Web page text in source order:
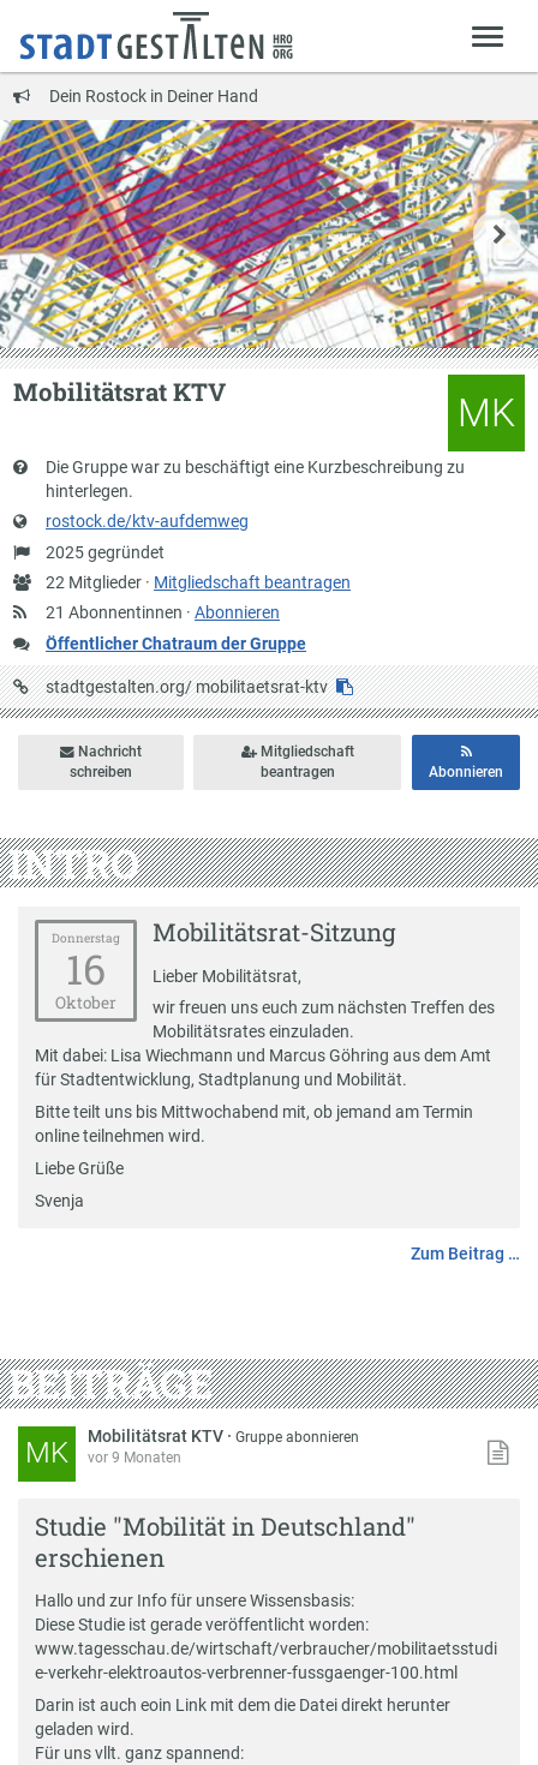
Dein Rostock in Deiner Hand
MK
Mobilitätsrat KTV
Kurzbeschreibung
Die Gruppe war zu beschäftigt eine Kurzbeschreibung zu
hinterlegen.
Website
rostock.de/ktv-aufdemweg
Gründung
2025 gegründet
Anzahl
Mitglieder
22 Mitglieder · Mitgliedschaft beantragen
21 Abonnentinnen ·Abonnieren
Öffentlicher Chatraum der Gruppe
URL
auf
stadtgestalten.org/ mobilitaetsrat-ktv
Nachricht
schreiben
Mitgliedschaft
beantragen
Abonnieren
INTRO
Donnerstag
16
Oktober
Mobilitätsrat-Sitzung
Lieber Mobilitätsrat,
wir freuen uns euch zum nächsten Treffen des
Mobilitätsrates einzuladen.
Mit dabei: Lisa Wiechmann und Marcus Göhring aus dem Amt
für Stadtentwicklung, Stadtplanung und Mobilität.
Bitte teilt uns bis Mittwochabend mit, ob jemand am Termin
online teilnehmen wird.
Liebe Grüße
Svenja
Zum Beitrag …
BEITRÄGE
MK Mobilitätsrat KTV ·Gruppe abonnieren
vor 9 Monaten
Studie "Mobilität in Deutschland"
erschienen
Hallo und zur Info für unsere Wissensbasis:
Diese Studie ist gerade veröffentlicht worden:
www.tagesschau.de/wirtschaft/verbraucher/mobilitaetsstudi
e-verkehr-elektroautos-verbrenner-fussgaenger-100.html
Darin ist auch eoin Link mit dem die Datei direkt herunter
geladen wird.
Für uns vllt. ganz spannend: